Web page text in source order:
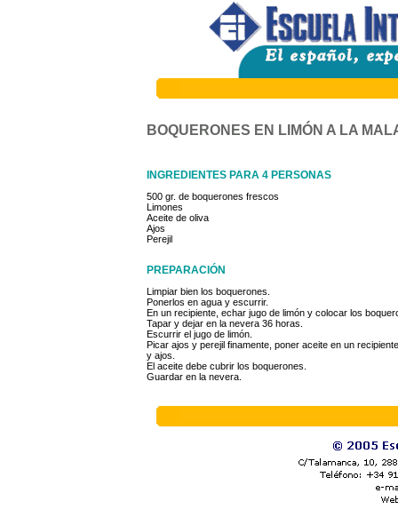
BOQUERONES EN LIMÓN A LA
INGREDIENTES PARA 4 PERSONAS
500 gr. de boquerones frescos
Limones
Aceite de oliva
Ajos
Perejil
PREPARACIÓN
Limpiar bien los boquerones.
Ponerlos en agua y escurrir.
En un recipiente, echar jugo de limón y colocar los
Tapar y dejar en la nevera 36 horas.
Escurrir el jugo de limón.
Picar ajos y perejil finamente, poner aceite en un
y ajos.
El aceite debe cubrir los boquerones.
Guardar en la nevera.